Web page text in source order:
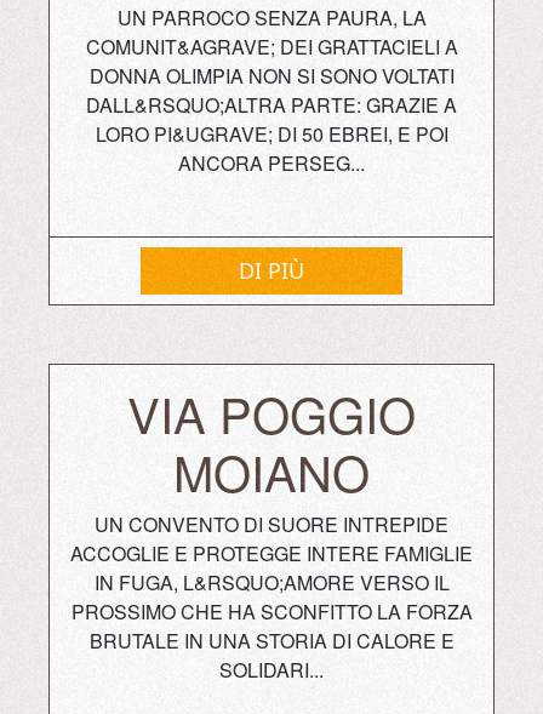
UN PARROCO SENZA PAURA, LA
COMUNIT&AGRAVE; DEI GRATTACIELI A
DONNA OLIMPIA NON SI SONO VOLTATI
DALL&RSQUO;ALTRA PARTE: GRAZIE A
LORO PI&UGRAVE; DI 50 EBREI, E POI
ANCORA PERSEG...
DI PIÙ
VIA POGGIO
MOIANO
UN CONVENTO DI SUORE INTREPIDE
ACCOGLIE E PROTEGGE INTERE FAMIGLIE
IN FUGA, L&RSQUO;AMORE VERSO IL
PROSSIMO CHE HA SCONFITTO LA FORZA
BRUTALE IN UNA STORIA DI CALORE E
SOLIDARI...